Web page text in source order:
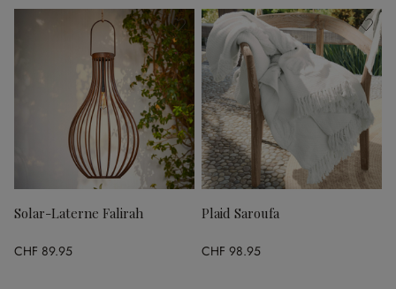
Solar-Laterne Falirah
CHF 89.95
Plaid Saroufa
CHF 98.95